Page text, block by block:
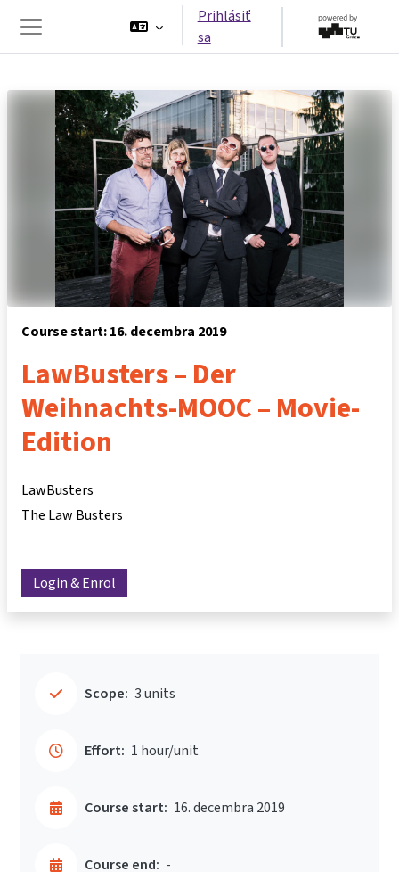
Bočný panel
Prihlásiť
sa
Course start: 16. decembra 2019
LawBusters – Der
Weihnachts-MOOC – Movie-
Edition
LawBusters
The Law Busters
Login & Enrol
Scope: 3 units
Effort: 1 hour/unit
Course start: 16. decembra 2019
Course end: -